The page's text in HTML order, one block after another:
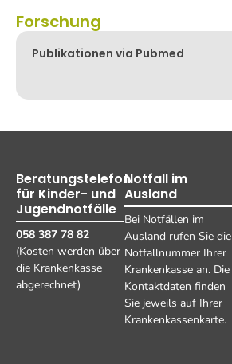
Forschung
Publikationen via Pubmed
Beratungstelefon
für Kinder- und
Jugendnotfälle
058 387 78 82
(Kosten werden über
die Krankenkasse
abgerechnet)
Notfall im
Ausland
Bei Notfällen im
Ausland rufen Sie die
Notfallnummer Ihrer
Krankenkasse an. Die
Kontaktdaten finden
Sie jeweils auf Ihrer
Krankenkassenkarte.